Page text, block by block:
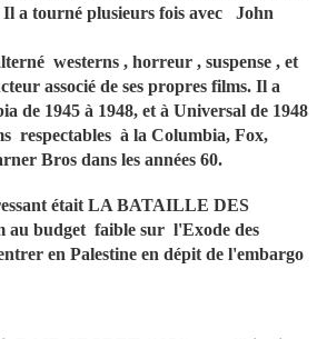
Il a tourné plusieurs fois avec John
westerns , horreur , suspense , et
associé de ses propres films. Il a
de 1945 à 1948, et à Universal de 1948
respectables à la Columbia, Fox,
Bros dans les années 60.
était LA BATAILLE DES
au budget faible sur l'Exode des
en Palestine en dépit de l'embargo